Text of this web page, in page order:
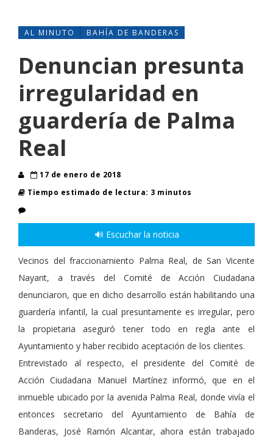
AL MINUTO BAHÍA DE BANDERAS
Denuncian presunta
irregularidad en
guardería de Palma
Real
17 de enero de 2018
Tiempo estimado de lectura: 3 minutos
🔊 Escuchar la noticia
Vecinos del fraccionamiento Palma Real, de San Vicente
Nayarit, a través del Comité de Acción Ciudadana
denunciaron, que en dicho desarrollo están habilitando una
guardería infantil, la cual presuntamente es irregular, pero
la propietaria aseguró tener todo en regla ante el
Ayuntamiento y haber recibido aceptación de los clientes.
Entrevistado al respecto, el presidente del Comité de
Acción Ciudadana Manuel Martínez informó, que en el
inmueble ubicado por la avenida Palma Real, donde vivía el
entonces secretario del Ayuntamiento de Bahía de
Banderas, José Ramón Alcantar, ahora están trabajado